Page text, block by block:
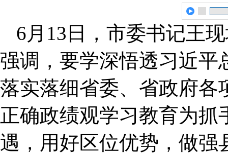
6月13日，市委书记王
强调，要学深悟透习近平
落实落细省委、省政府各
正确政绩观学习教育为
遇，用好区位优势，做强